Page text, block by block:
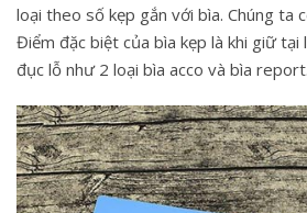
loại theo số kẹp gắn với bìa. Chúng ta
Điểm đặc biệt của bìa kẹp là khi giữ tại
đục lỗ như 2 loại bìa acco và bìa report.